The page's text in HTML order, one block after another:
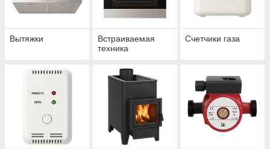
Вытяжки
Встраиваемая
техника
Счетчики газа